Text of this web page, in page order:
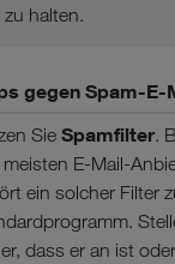
halten.
gegen Spam-E-
Sie Spamfilter.
E-Mail-
ein solcher Filter
dass er an ist oder